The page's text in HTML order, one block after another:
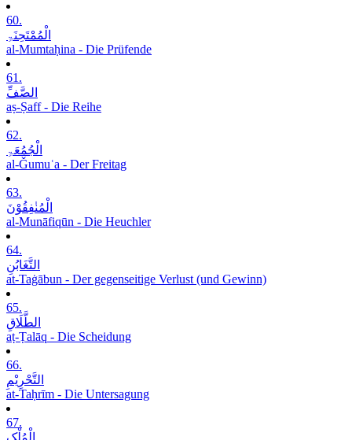
60.
الْمُمْتَحِنَۃِ
al-Mumtaḥina - Die Prüfende
61.
الصَّفِّ
aṣ-Ṣaff - Die Reihe
62.
الْجُمُعَۃِ
al-Ǧumuʿa - Der Freitag
63.
الْمُنٰفِقُوْنَ
al-Munāfiqūn - Die Heuchler
64.
التَّغَابُنِ
at-Taġābun - Der gegenseitige Verlust (und Gewinn)
65.
الطَّلَاقِ
aṭ-Ṭalāq - Die Scheidung
66.
التَّحْرِیْمِ
at-Taḥrīm - Die Untersagung
67.